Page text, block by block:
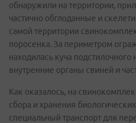
обнаружили на территории,
частично обглоданные и
самой территории
поросенка. За периметром
находилась куча
внутренние органы свиней и
Как оказалось, на
сбора и хранения
специальный транспорт для